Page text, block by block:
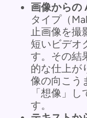
画像からの
タイプ（
止画像を撮
短いビデオ
す。その結
的な仕上が
像の向こう
「想像」
す。